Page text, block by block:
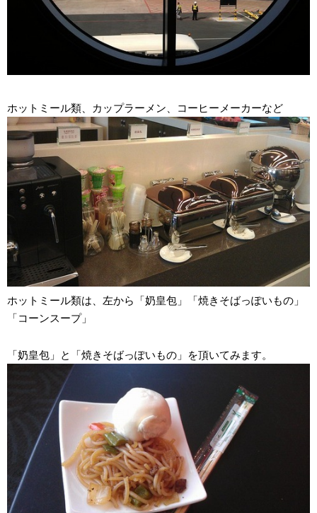
ホットミール類、カップラーメン、コーヒーメーカーなど
ホットミール類は、左から「奶皇包」「焼きそばっぽいもの」
「コーンスープ」
「奶皇包」と「焼きそばっぽいもの」を頂いてみます。